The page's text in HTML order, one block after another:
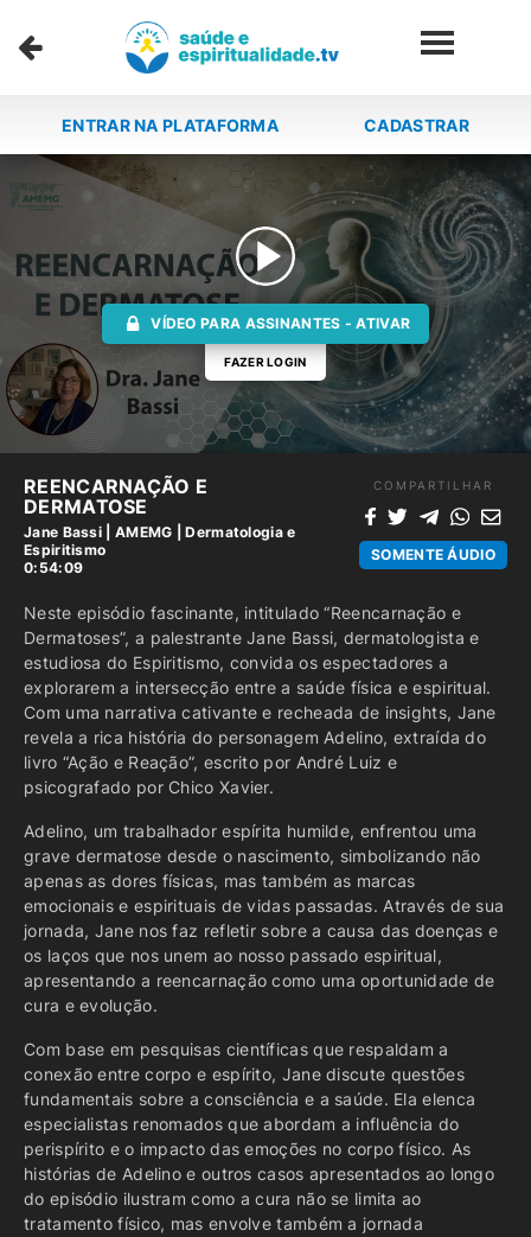
ENTRAR NA PLATAFORMA CADASTRAR
VÍDEO PARA ASSINANTES - ATIVAR
FAZER LOGIN
REENCARNAÇÃO E
DERMATOSE
Jane Bassi AMEMG |Dermatologia e
Espiritismo
0:54:09
COMPARTILHAR
SOMENTE ÁUDIO
Neste episódio fascinante, intitulado “Reencarnação e
Dermatoses”, a palestrante Jane Bassi, dermatologista e
estudiosa do Espiritismo, convida os espectadores a
explorarem a intersecção entre a saúde física e espiritual.
Com uma narrativa cativante e recheada de insights, Jane
revela a rica história do personagem Adelino, extraída do
livro “Ação e Reação”, escrito por André Luiz e
psicografado por Chico Xavier.
Adelino, um trabalhador espírita humilde, enfrentou uma
grave dermatose desde o nascimento, simbolizando não
apenas as dores físicas, mas também as marcas
emocionais e espirituais de vidas passadas. Através de sua
jornada, Jane nos faz refletir sobre a causa das doenças e
os laços que nos unem ao nosso passado espiritual,
apresentando a reencarnação como uma oportunidade de
cura e evolução.
Com base em pesquisas científicas que respaldam a
conexão entre corpo e espírito, Jane discute questões
fundamentais sobre a consciência e a saúde. Ela elenca
especialistas renomados que abordam a influência do
perispírito e o impacto das emoções no corpo físico. As
histórias de Adelino e outros casos apresentados ao longo
do episódio ilustram como a cura não se limita ao
tratamento físico, mas envolve também a jornada